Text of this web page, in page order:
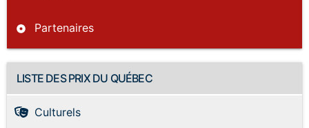
Partenaires
LISTE DES PRIX DU QUÉBEC
Culturels